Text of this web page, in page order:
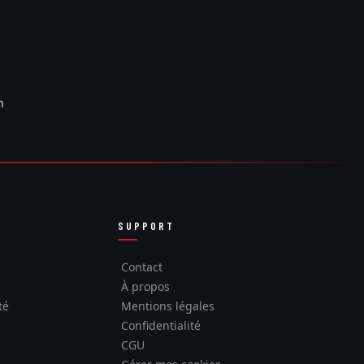
SUPPORT
Contact
À propos
Mentions légales
Confidentialité
CGU